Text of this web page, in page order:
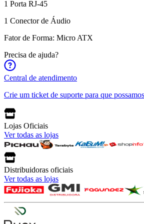
1 Porta RJ-45
1 Conector de Áudio
Fator de Forma: Micro ATX
Precisa de ajuda?
Central de atendimento
Crie um ticket de suporte para que
Lojas Oficiais
Ver todas as lojas
Distribuidoras oficiais
Ver todas as lojas